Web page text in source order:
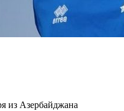
из Азербайджана